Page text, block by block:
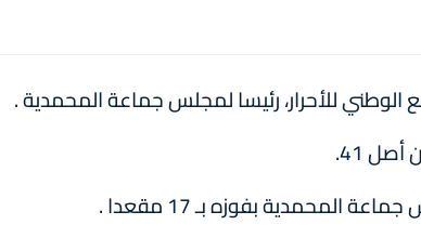
للأحرار، رئيسا لمجلس جماعة المحمدية .
المحمدية بفوزه بـ 17 مقعدا .